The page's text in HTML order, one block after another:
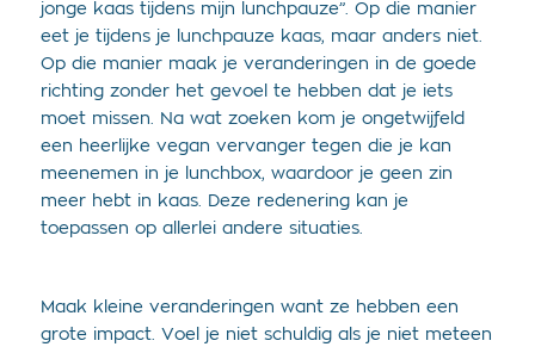
jonge kaas tijdens mijn lunchpauze”. Op die manier
eet je tijdens je lunchpauze kaas, maar anders niet.
Op die manier maak je veranderingen in de goede
richting zonder het gevoel te hebben dat je iets
moet missen. Na wat zoeken kom je ongetwijfeld
een heerlijke vegan vervanger tegen die je kan
meenemen in je lunchbox, waardoor je geen zin
meer hebt in kaas. Deze redenering kan je
toepassen op allerlei andere situaties.
Maak kleine veranderingen want ze hebben een
grote impact. Voel je niet schuldig als je niet meteen